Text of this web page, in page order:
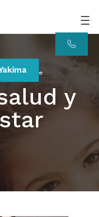
y saludable
y